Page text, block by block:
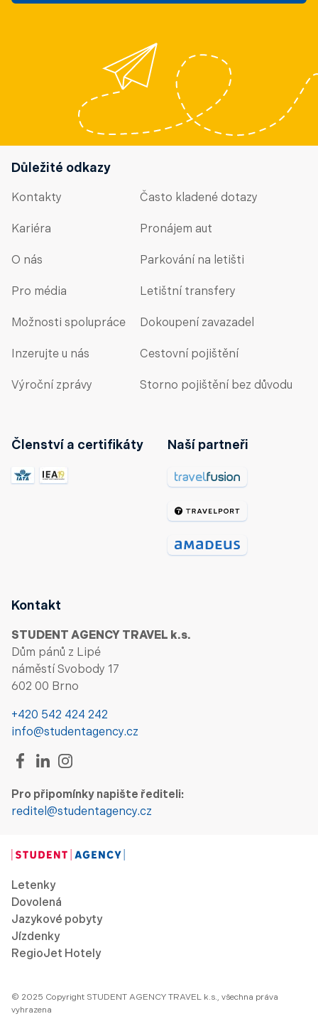
Důležité odkazy
Kontakty
Kariéra
O nás
Pro média
Možnosti spolupráce
Inzerujte u nás
Výroční zprávy
Často kladené dotazy
Pronájem aut
Parkování na letišti
Letištní transfery
Dokoupení zavazadel
Cestovní pojištění
Storno pojištění bez důvodu
Členství a certifikáty Naší partneři
Kontakt
STUDENT AGENCY TRAVEL k.s.
Dům pánů z Lipé
náměstí Svobody 17
602 00 Brno
+420 542 424 242
info@studentagency.cz
Pro připomínky napište řediteli:
reditel@studentagency.cz
Letenky
Dovolená
Jazykové pobyty
Jízdenky
RegioJet Hotely
© 2025 Copyright STUDENT AGENCY TRAVEL k.s., všechna práva
vyhrazena